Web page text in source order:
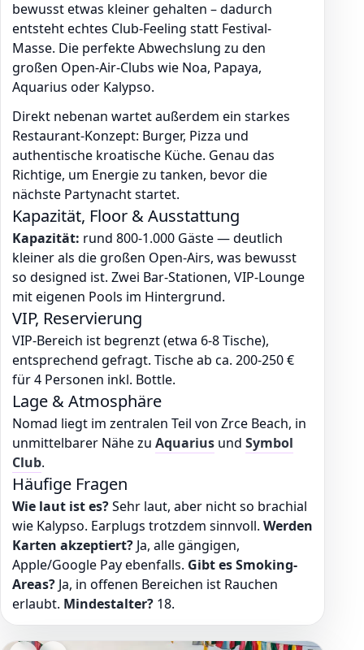
bewusst etwas kleiner gehalten – dadurch
entsteht echtes Club-Feeling statt Festival-
Masse. Die perfekte Abwechslung zu den
großen Open-Air-Clubs wie Noa, Papaya,
Aquarius oder Kalypso.
Direkt nebenan wartet außerdem ein starkes
Restaurant-Konzept: Burger, Pizza und
authentische kroatische Küche. Genau das
Richtige, um Energie zu tanken, bevor die
nächste Partynacht startet.
Kapazität, Floor & Ausstattung
Kapazität: rund 800-1.000 Gäste — deutlich
kleiner als die großen Open-Airs, was bewusst
so designed ist. Zwei Bar-Stationen, VIP-Lounge
mit eigenen Pools im Hintergrund.
VIP, Reservierung
VIP-Bereich ist begrenzt (etwa 6-8 Tische),
entsprechend gefragt. Tische ab ca. 200-250 €
für 4 Personen inkl. Bottle.
Lage & Atmosphäre
Nomad liegt im zentralen Teil von Zrce Beach, in
unmittelbarer Nähe zu Aquarius und Symbol
Club.
Häufige Fragen
Wie laut ist es?Sehr laut, aber nicht so brachial
wie Kalypso. Earplugs trotzdem sinnvoll. Werden
Karten akzeptiert? Ja, alle gängigen,
Apple/Google Pay ebenfalls. Gibt es Smoking-
Areas? Ja, in offenen Bereichen ist Rauchen
erlaubt. Mindestalter? 18.